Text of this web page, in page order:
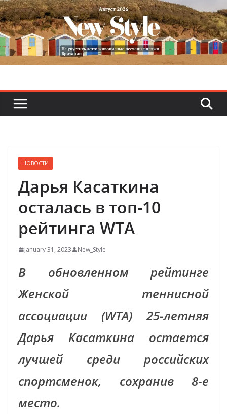
Skip
to
content
НОВОСТИ
Дарья Касаткина
осталась в топ-10
рейтинга WTA
January 31, 2023 New_Style
В обновленном рейтинге
Женской теннисной
ассоциации (WTA) 25-летняя
Дарья Касаткина остается
лучшей среди российских
спортсменок, сохранив 8-е
место.